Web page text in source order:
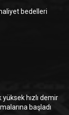
bedelleri
yüksek hızlı demir
başladı